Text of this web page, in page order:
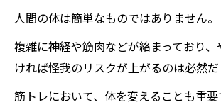
人間の体は簡単なものではありません。
複雑に神経や筋肉などが絡まっており
ければ怪我のリスクが上がるのは必然だ
筋トレにおいて、体を変えることも重